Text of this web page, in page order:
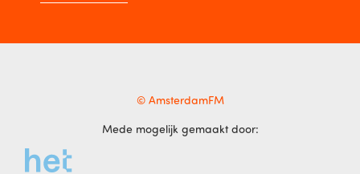
© AmsterdamFM
Mede mogelijk gemaakt door: